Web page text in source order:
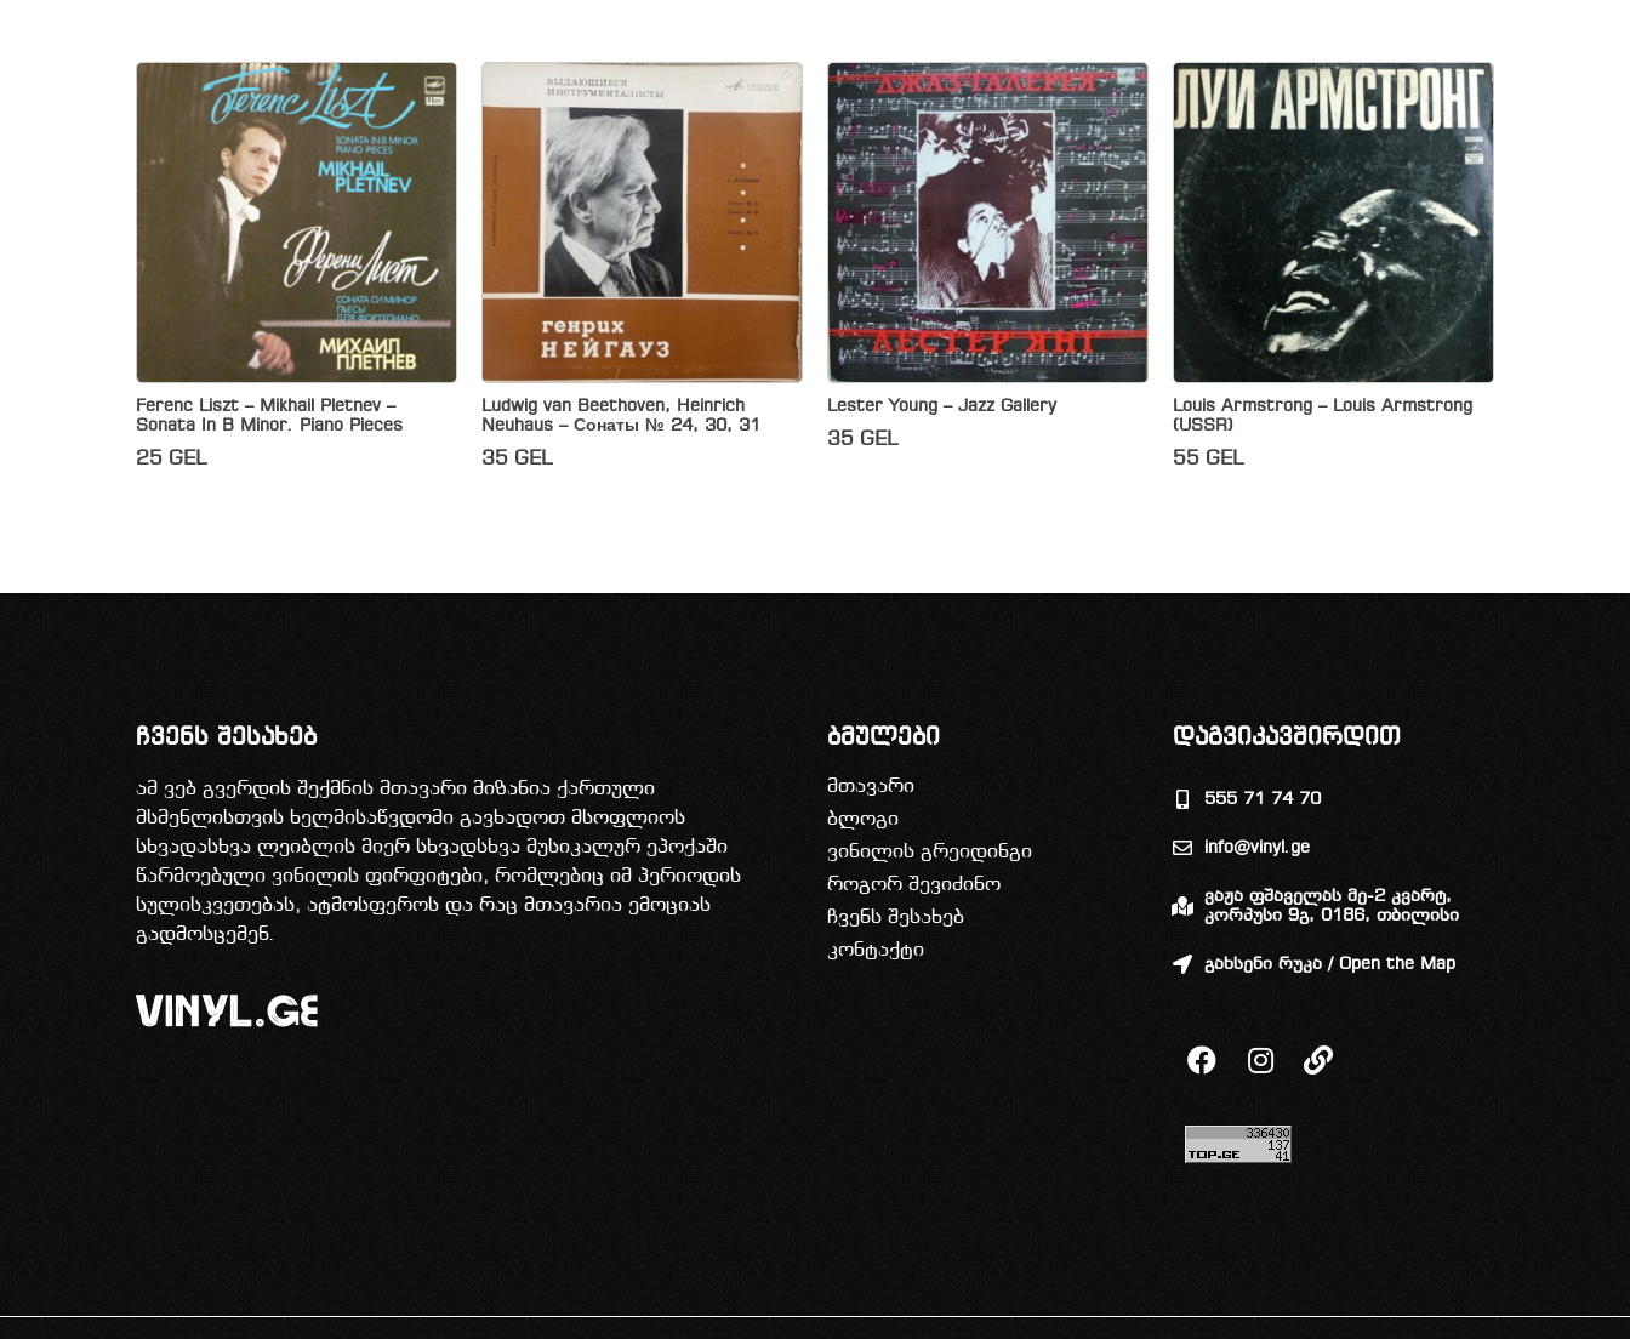
Ferenc Liszt – Mikhail Pletnev –
Sonata In B Minor. Piano Pieces
25 GEL
Ludwig van Beethoven, Heinrich
Neuhaus – Сонаты № 24, 30, 31
35 GEL
Lester Young – Jazz Gallery
35 GEL
Louis Armstrong – Louis Armstrong
(USSR)
55 GEL
ჩვენს შესახებ
ამ ვებ გვერდის შექმნის მთავარი მიზანია ქართული
მსმენლისთვის ხელმისაწვდომი გავხადოთ მსოფლიოს
სხვადასხვა ლეიბლის მიერ სხვადსხვა მუსიკალურ ეპოქაში
წარმოებული ვინილის ფირფიტები, რომლებიც იმ პერიოდის
სულისკვეთებას, ატმოსფეროს და რაც მთავარია ემოციას
გადმოსცემენ.
ბმულები
მთავარი
ბლოგი
ვინილის გრეიდინგი
როგორ შევიძინო
ჩვენს შესახებ
კონტაქტი
დაგვიკავშირდით
555 71 74 70
info@vinyl.ge
ვაჟა ფშაველას მე-2 კვარტ,
კორპუსი 9გ, 0186, თბილისი
გახსენი რუკა / Open the Map